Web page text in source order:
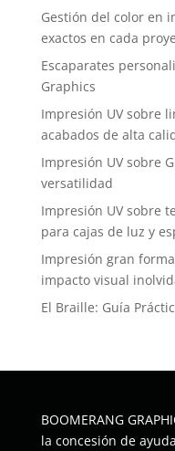
Gestión del color en
exactos en cada
Escaparates
Graphics
Impresión UV sobre
acabados de alta
Impresión UV sobre
versatilidad
Impresión UV sobre
para cajas de luz y
Impresión gran
impacto visual
El Braille: Guía
BOOMERANG
la concesión de